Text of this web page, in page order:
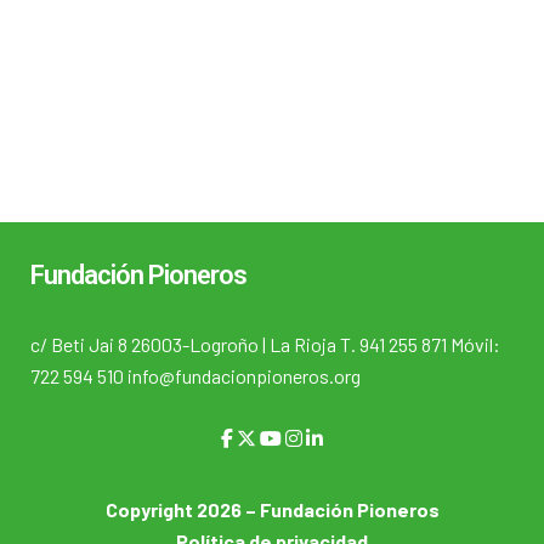
Fundación Pioneros
c/ Beti Jai 8 26003-Logroño | La Rioja T. 941 255 871 Móvil:
722 594 510 info@fundacionpioneros.org
Copyright 2026 – Fundación Pioneros